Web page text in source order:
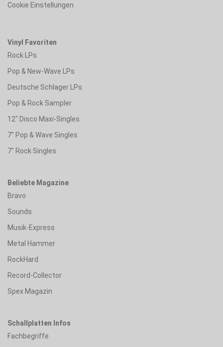
Cookie Einstellungen
Vinyl Favoriten
Rock LPs
Pop & New-Wave LPs
Deutsche Schlager LPs
Pop & Rock Sampler
12" Disco Maxi-Singles
7" Pop & Wave Singles
7" Rock Singles
Beliebte Magazine
Bravo
Sounds
Musik-Express
Metal Hammer
RockHard
Record-Collector
Spex Magazin
Schallplatten Infos
Fachbegriffe